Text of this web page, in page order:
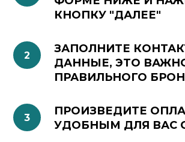
КНОПКУ "ДАЛЕЕ"
ЗАПОЛНИТЕ
ДАННЫЕ, ЭТО
ПРАВИЛЬНОГО
ПРОИЗВЕДИТЕ
УДОБНЫМ ДЛЯ ВАС